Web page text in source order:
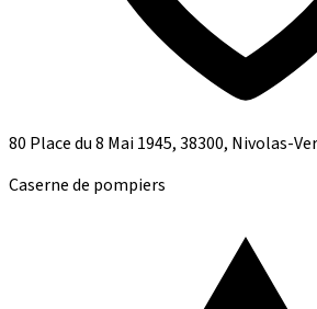
80 Place du 8 Mai 1945, 38300, Nivolas-
Caserne de pompiers